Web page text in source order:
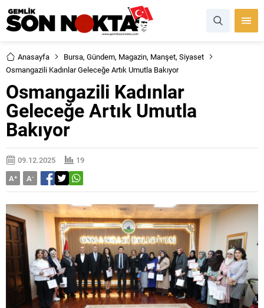
Anasayfa Bursa, Gündem, Magazin, Manşet, Siyaset
Osmangazili Kadınlar Geleceğe Artık Umutla Bakıyor
Osmangazili Kadınlar
Geleceğe Artık Umutla
Bakıyor
09.12.2025
19
A+ A-